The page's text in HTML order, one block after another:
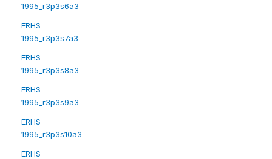
1995_r3p3s6a3
ERHS
1995_r3p3s7a3
ERHS
1995_r3p3s8a3
ERHS
1995_r3p3s9a3
ERHS
1995_r3p3s10a3
ERHS